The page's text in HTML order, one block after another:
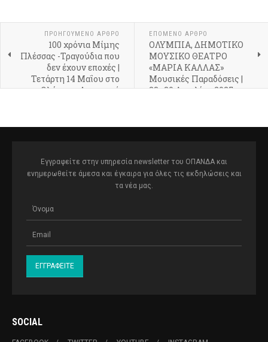
ΠΡΟΗΓΟΎΜΕΝΟ ΆΡΘΡΟ
100 χρόνια Μίμης
Πλέσσας -Τραγούδια που
δεν έχουν εποχές |
Τετάρτη 14 Μαΐου στο
Ολύμπια, Δημοτικό
ΕΠΌΜΕΝΟ ΆΡΘΡΟ
ΟΛΥΜΠΙΑ, ΔΗΜΟΤΙΚΟ
ΜΟΥΣΙΚΟ ΘΕΑΤΡΟ
«ΜΑΡΙΑ ΚΑΛΛΑΣ»
Μουσικές Παραδόσεις |
23–30 Απριλίου 2025
Εγγραφείτε στην υπηρεσία newsletter του ΟΠΑΝΔΑ και
ενημερωθείτε άμεσα και έγκαιρα για όλες τις εκδηλώσεις και
τα νέα μας.
SOCIAL